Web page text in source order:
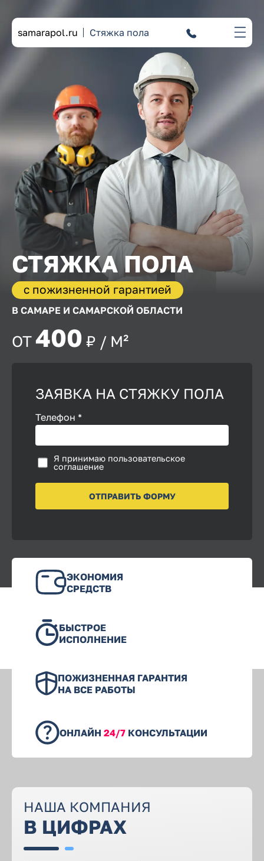
samarapol.ru Стяжка пола
СТЯЖКАПОЛА
c пожизненной гарантией
В САМАРЕ И САМАРСКОЙ ОБЛАСТИ
ОТ400 ₽ / М²
ЗАЯВКА НА СТЯЖКУ ПОЛА
Телефон *
Я принимаю пользовательское
соглашение
ОТПРАВИТЬ ФОРМУ
ЭКОНОМИЯ
СРЕДСТВ
БЫСТРОЕ
ИСПОЛНЕНИЕ
ПОЖИЗНЕННАЯ ГАРАНТИЯ
НА ВСЕ РАБОТЫ
ОНЛАЙН 24/7 КОНСУЛЬТАЦИИ
НАША КОМПАНИЯ
В ЦИФРАХ